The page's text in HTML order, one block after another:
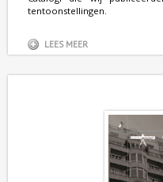
tentoonstellingen.
LEES MEER